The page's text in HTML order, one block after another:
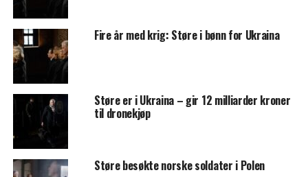
Fire år med krig: Støre i bønn for Ukraina
Støre er i Ukraina – gir 12 milliarder kroner
til dronekjøp
Støre besøkte norske soldater i Polen